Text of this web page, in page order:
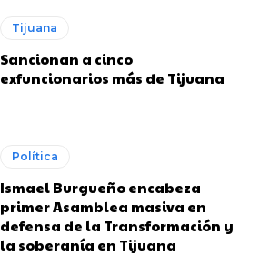
Tijuana
Sancionan a cinco
exfuncionarios más de Tijuana
Política
Ismael Burgueño encabeza
primer Asamblea masiva en
defensa de la Transformación y
la soberanía en Tijuana